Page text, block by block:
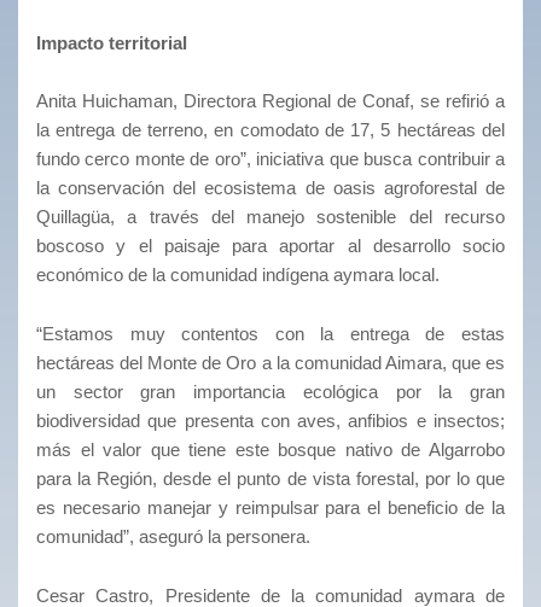
Impacto territorial
Anita Huichaman, Directora Regional de Conaf, se refirió a
la entrega de terreno, en comodato de 17, 5 hectáreas del
fundo cerco monte de oro”, iniciativa que busca contribuir a
la conservación del ecosistema de oasis agroforestal de
Quillagüa, a través del manejo sostenible del recurso
boscoso y el paisaje para aportar al desarrollo socio
económico de la comunidad indígena aymara local.
“Estamos muy contentos con la entrega de estas
hectáreas del Monte de Oro a la comunidad Aimara, que es
un sector gran importancia ecológica por la gran
biodiversidad que presenta con aves, anfibios e insectos;
más el valor que tiene este bosque nativo de Algarrobo
para la Región, desde el punto de vista forestal, por lo que
es necesario manejar y reimpulsar para el beneficio de la
comunidad”, aseguró la personera.
Cesar Castro, Presidente de la comunidad aymara de